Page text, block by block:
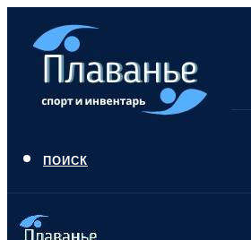
ПОИСК